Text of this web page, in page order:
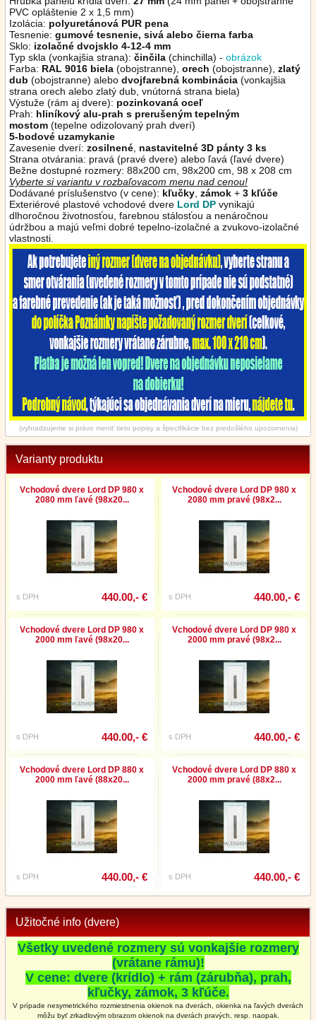
PVC opláštenie 2 x 1,5 mm)
Izolácia: polyuretánová PUR pena
Tesnenie: gumové tesnenie, sivá alebo čierna farba
Sklo: izolačné dvojsklo 4-12-4 mm
Typ skla (vonkajšia strana): činčila (chinchilla) - obrázok
Farba: RAL 9016 biela (obojstranne), orech (obojstranne), zlatý
dub (obojstranne) alebo dvojfarebná kombinácia (vonkajšia
strana orech alebo zlatý dub, vnútorná strana biela)
Výstuže (rám aj dvere): pozinkovaná oceľ
Prah: hliníkový alu-prah s prerušeným tepelným
mostom (tepelne odizolovaný prah dverí)
5-bodové uzamykanie
Zavesenie dverí: zosilnené nastavitelné 3D pánty 3 ks
Strana otvárania: pravá (pravé dvere) alebo ľavá (ľavé dvere)
Bežne dostupné rozmery: 88x200 cm, 98x200 cm, 98 x 208 cm
Vyberte si variantu v rozbaľovacom menu nad cenou!
Dodávané príslušenstvo (v cene): kľučky zámok + 3 kľúče
Exteriérové plastové vchodové dvere Lord DP vynikajú
dlhoročnou životnosťou, farebnou stálosťou a nenáročnou
údržbou a majú veľmi dobré tepelno-izolačné a zvukovo-izolačné
vlastnosti.
(vyhradzujeme si právo meniť tieto popisy a špecifikácie bez predošlého upozornenia)
Varianty produktu
Vchodové dvere Lord DP 980 x
2080 mm ľavé (98x20...
s DPH 440.00,- €
Vchodové dvere Lord DP 980 x
2080 mm pravé (98x2...
s DPH 440.00,- €
Vchodové dvere Lord DP 980 x
2000 mm ľavé (98x20...
s DPH 440.00,- €
Vchodové dvere Lord DP 980 x
2000 mm pravé (98x2...
s DPH 440.00,- €
Vchodové dvere Lord DP 880 x
2000 mm ľavé (88x20...
s DPH 440.00,- €
Vchodové dvere Lord DP 880 x
2000 mm pravé (88x2...
s DPH 440.00,- €
Užitočné info (dvere)
Všetky uvedené rozmery sú vonkajšie rozmery
(vrátane rámu)!
V cene: dvere (krídlo) + rám (zárubňa), prah,
kľučky, zámok, 3 kľúče.
V prípade nesymetrického rozmiestnenia okienok na dverách, okienka na ľavých dverách
môžu byť zrkadlovým obrazom okienok na dverách pravých, resp. naopak.